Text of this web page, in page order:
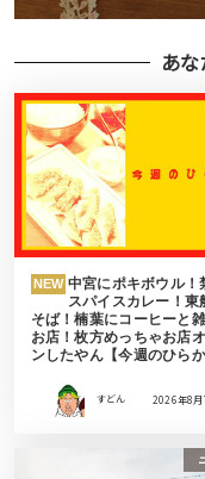
あ
NEW 中宮にポキボウル！
スパイスカレー！東
そば！楠葉にコーヒーと
お店！枚方めっちゃお店
ンしたやん【今週のひらか
すどん 2026年8月